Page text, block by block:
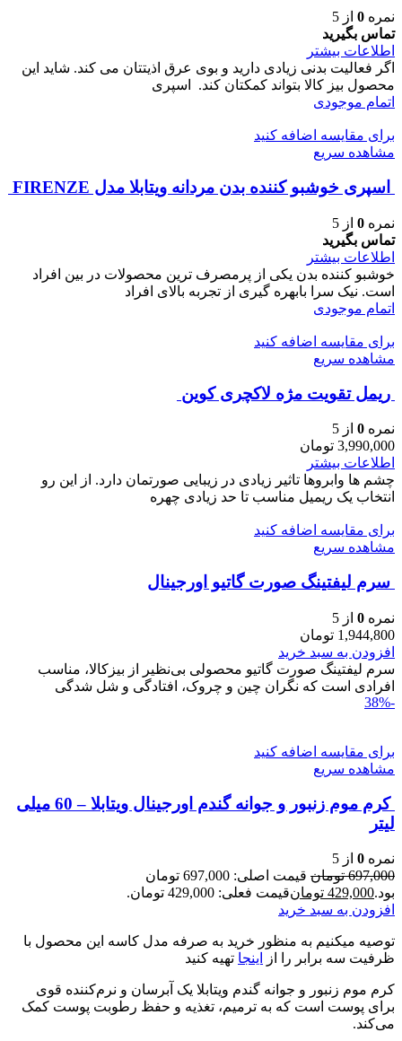
نمره 0 از 5
تماس بگیرید
اطلاعات بیشتر
اگر فعالیت بدنی زیادی دارید و بوی عرق اذیتتان می کند. شاید این
محصول بیز کالا بتواند کمکتان کند. اسپری
اتمام موجودی
برای مقایسه اضافه کنید
مشاهده سریع
اسپری خوشبو کننده بدن مردانه ویتابلا مدل FIRENZE
نمره 0 از 5
تماس بگیرید
اطلاعات بیشتر
خوشبو کننده بدن یکی از پرمصرف ترین محصولات در بین افراد
است. نیک سرا بابهره گیری از تجربه بالای افراد
اتمام موجودی
برای مقایسه اضافه کنید
مشاهده سریع
ريمل تقويت مژه لاكچری كوين
نمره 0 از 5
3,990,000 تومان
اطلاعات بیشتر
چشم ها وابروها تاثیر زیادی در زیبایی صورتمان دارد. از این رو
انتخاب یک ریمیل مناسب تا حد زیادی چهره
برای مقایسه اضافه کنید
مشاهده سریع
سرم ليفتينگ صورت گاتیو اورجینال
نمره 0 از 5
1,944,800 تومان
افزودن به سبد خرید
سرم ليفتينگ صورت گاتیو محصولی بی‌نظیر از بیزکالا، مناسب
افرادی است که نگران چین و چروک، افتادگی و شل‌ شدگی
-38%
برای مقایسه اضافه کنید
مشاهده سریع
کرم موم زنبور و جوانه گندم اورجینال ویتابلا – 60 میلی
لیتر
نمره 0 از 5
697,000 تومان
قیمت اصلی: 697,000 تومان
بود.429,000 تومانقیمت فعلی: 429,000 تومان.
افزودن به سبد خرید
توصیه میکنیم به منظور خرید به صرفه مدل کاسه این محصول با
ظرفیت سه برابر را از
اینجا تهیه کنید
کرم موم زنبور و جوانه گندم ویتابلا یک آبرسان و نرم‌کننده قوی
برای پوست است که به ترمیم، تغذیه و حفظ رطوبت پوست کمک
می‌کند.